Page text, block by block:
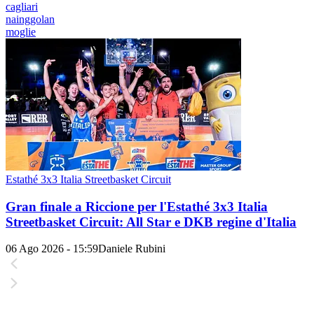
cagliari
nainggolan
moglie
Estathé 3x3 Italia Streetbasket Circuit
Gran finale a Riccione per l'Estathé 3x3 Italia
Streetbasket Circuit: All Star e DKB regine d'Italia
06 Ago 2026 - 15:59Daniele Rubini